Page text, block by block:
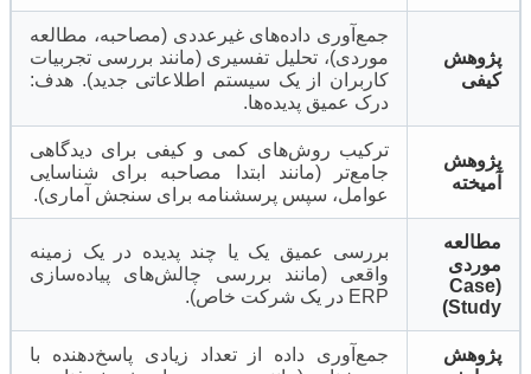
پژوهش
کیفی
جمع‌آوری داده‌های غیرعددی (مصاحبه، مطالعه
موردی)، تحلیل تفسیری (مانند بررسی تجربیات
کاربران از یک سیستم اطلاعاتی جدید). هدف:
درک عمیق پدیده‌ها.
پژوهش
آمیخته
ترکیب روش‌های کمی و کیفی برای دیدگاهی
جامع‌تر (مانند ابتدا مصاحبه برای شناسایی
عوامل، سپس پرسشنامه برای سنجش آماری).
مطالعه
موردی
(Case
Study)
بررسی عمیق یک یا چند پدیده در یک زمینه
واقعی (مانند بررسی چالش‌های پیاده‌سازی
ERP در یک شرکت خاص).
پژوهش
جمع‌آوری داده از تعداد زیادی پاسخ‌دهنده با